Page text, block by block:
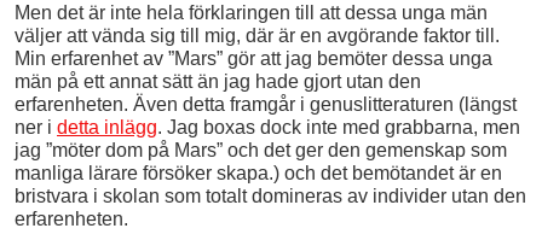
Men det är inte hela förklaringen till att dessa unga män
väljer att vända sig till mig, där är en avgörande faktor till.
Min erfarenhet av ”Mars” gör att jag bemöter dessa unga
män på ett annat sätt än jag hade gjort utan den
erfarenheten. Även detta framgår i genuslitteraturen (längst
ner i detta inlägg. Jag boxas dock inte med grabbarna, men
jag ”möter dom på Mars” och det ger den gemenskap som
manliga lärare försöker skapa.) och det bemötandet är en
bristvara i skolan som totalt domineras av individer utan den
erfarenheten.